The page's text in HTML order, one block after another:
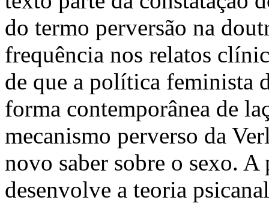
do termo perversão na
frequência nos relatos
de que a política feminista
forma contemporânea de
mecanismo perverso da
novo saber sobre o sexo.
desenvolve a teoria